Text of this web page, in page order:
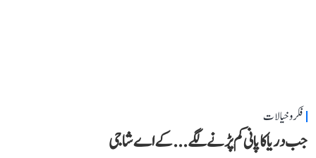
فکر و خیالات
جب دریا کا پانی کم پڑنے لگے...کے اے شاجی